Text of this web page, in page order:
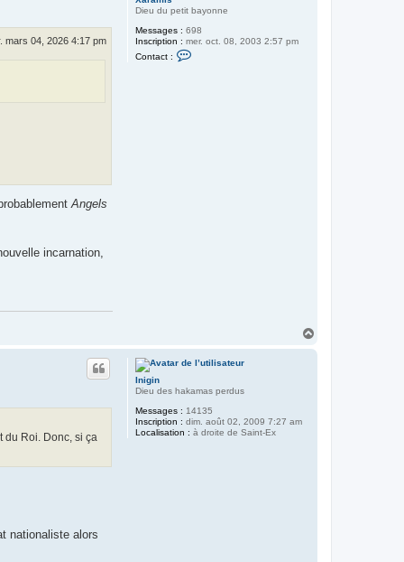
Dieu du petit bayonne
Messages : 698
Inscription : mer. oct. 08, 2003 2:57 pm
Contact :
mars 04, 2026 4:17 pm
Angels
incarnation,
Inigin
Dieu des hakamas perdus
Messages : 14135
Inscription : dim. août 02, 2009 7:27 am
Localisation : à droite de Saint-Ex
du Roi. Donc, si ça
nationaliste alors